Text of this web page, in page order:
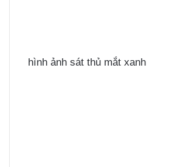
hình ảnh sát thủ mắt xanh